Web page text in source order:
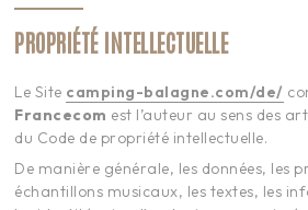
PROPRIÉTÉ INTELLECTUELLE
Le Site camping-balagne.com/de/
Francecom est l’auteur au sens des
du Code de propriété intellectuelle.
De manière générale, les données, les
échantillons musicaux, les textes, les